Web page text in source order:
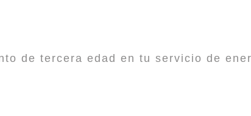
de tercera edad en tu servicio de